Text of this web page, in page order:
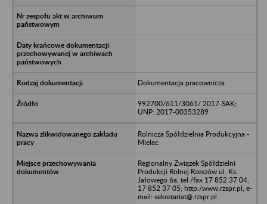
Dokumentacja pracownicza
992700/611/3061/ 2017-SAK;
UNP: 2017-00353289
Rolnicza Spółdzielnia Produkcyjna -
Mielec
Regionalny Związek Spółdzielni
Produkcji Rolnej Rzeszów ul. Ks.
Jałowego 6a, tel./fax 17 852 37 04,
17 852 37 05; http:/www.rzspr.pl, e-
mail: sekretariat@.rzspr.pl